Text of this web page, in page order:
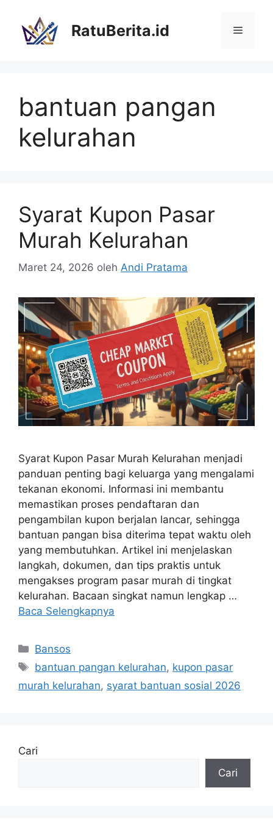
RatuBerita.id Menu
bantuan pangan
kelurahan
Syarat Kupon Pasar
Murah Kelurahan
Maret 24, 2026 oleh Andi Pratama
Syarat Kupon Pasar Murah Kelurahan menjadi
panduan penting bagi keluarga yang mengalami
tekanan ekonomi. Informasi ini membantu
memastikan proses pendaftaran dan
pengambilan kupon berjalan lancar, sehingga
bantuan pangan bisa diterima tepat waktu oleh
yang membutuhkan. Artikel ini menjelaskan
langkah, dokumen, dan tips praktis untuk
mengakses program pasar murah di tingkat
kelurahan. Bacaan singkat namun lengkap …
Baca Selengkapnya
Kategori
Bansos
Tag
bantuan pangan kelurahan, kupon pasar
murah kelurahan, syarat bantuan sosial 2026
Cari
Cari